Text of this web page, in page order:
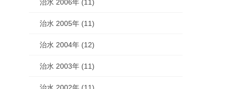
治水 2006年 (11)
治水 2005年 (11)
治水 2004年 (12)
治水 2003年 (11)